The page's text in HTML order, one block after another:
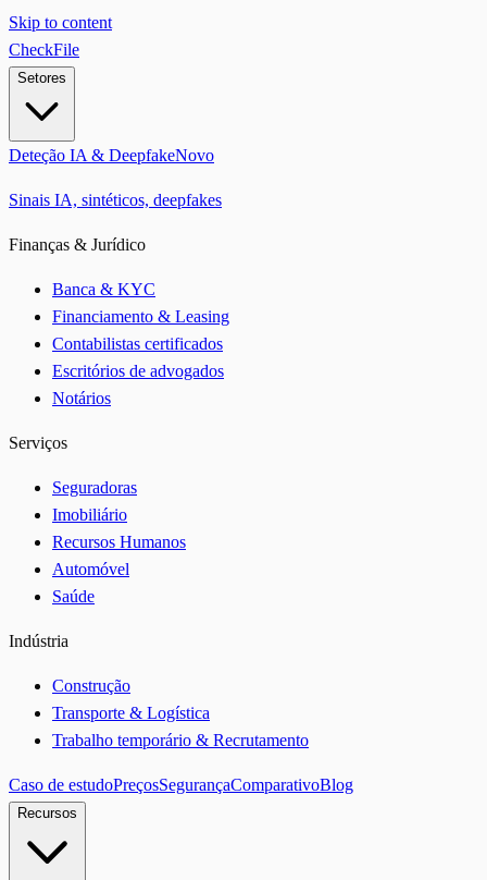
Skip to content
CheckFile
Setores
Deteção IA & DeepfakeNovo
Sinais IA, sintéticos, deepfakes
Finanças & Jurídico
Banca & KYC
Financiamento & Leasing
Contabilistas certificados
Escritórios de advogados
Notários
Serviços
Seguradoras
Imobiliário
Recursos Humanos
Automóvel
Saúde
Indústria
Construção
Transporte & Logística
Trabalho temporário & Recrutamento
Caso de estudoPreçosSegurançaComparativoBlog
Recursos